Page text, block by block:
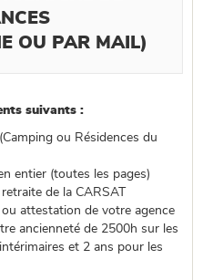
OU PAR MAIL)
suivants :
ou Résidences du
entier (toutes les pages)
de la CARSAT
attestation de votre agence
ancienneté de 2500h sur les
et 2 ans pour les